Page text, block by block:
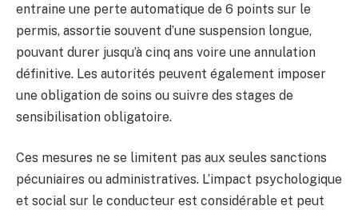
entraine une perte automatique de 6 points sur le
permis, assortie souvent d’une suspension longue,
pouvant durer jusqu’à cinq ans voire une annulation
définitive. Les autorités peuvent également imposer
une obligation de soins ou suivre des stages de
sensibilisation obligatoire.
Ces mesures ne se limitent pas aux seules sanctions
pécuniaires ou administratives. L’impact psychologique
et social sur le conducteur est considérable et peut